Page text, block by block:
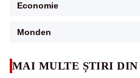
MAI MULTE ȘTIRI DIN
Economie
Monden